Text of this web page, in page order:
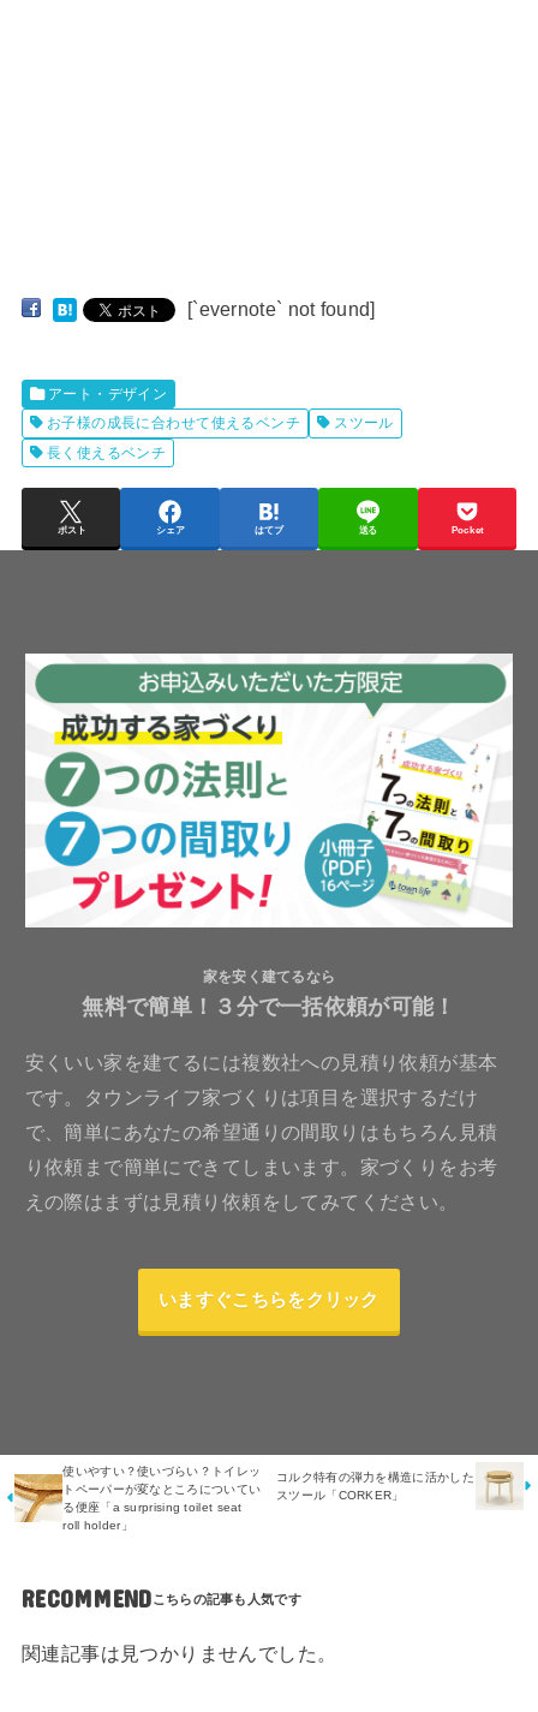
[`evernote` not found]
アート・デザイン
お子様の成長に合わせて使えるベンチ
スツール
長く使えるベンチ
ポスト シェア はてブ 送る Pocket
家を安く建てるなら
無料で簡単！３分で一括依頼が可能！
安くいい家を建てるには複数社への見積り依頼が基本
です。タウンライフ家づくりは項目を選択するだけ
で、簡単にあなたの希望通りの間取りはもちろん見積
り依頼まで簡単にできてしまいます。家づくりをお考
えの際はまずは見積り依頼をしてみてください。
いますぐこちらをクリック
使いやすい？使いづらい？トイレッ
トペーパーが変なところについてい
る便座「a surprising toilet seat
roll holder」
コルク特有の弾力を構造に活かした
スツール「CORKER」
RECOMMEND
関連記事は見つかりませんでした。